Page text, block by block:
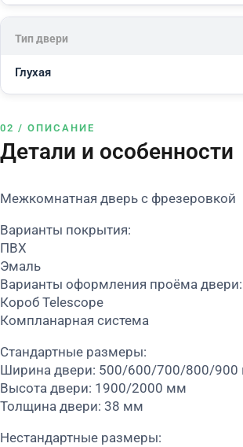
Тип двери
Глухая
02 / ОПИСАНИЕ
Детали и особенности
Межкомнатная дверь с фрезеровкой
Варианты покрытия:
ПВХ
Эмаль
Варианты оформления проёма двери:
Короб Telescope
Компланарная система
Стандартные размеры:
Ширина двери: 500/600/700/800/
Высота двери: 1900/2000 мм
Толщина двери: 38 мм
Нестандартные размеры: